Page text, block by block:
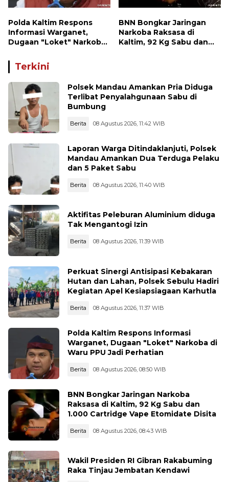
Polda Kaltim Respons
Informasi Warganet,
Dugaan "Loket" Narkoba
Perhatian
BNN Bongkar Jaringan
Narkoba Raksasa di
Kaltim, 92 Kg Sabu dan
Terkini
Polsek Mandau Amankan Pria Diduga
Terlibat Penyalahgunaan Sabu di
Bumbung
Berita 08 Agustus 2026, 11:42 WIB
Laporan Warga Ditindaklanjuti, Polsek
Mandau Amankan Dua Terduga Pelaku
dan 5 Paket Sabu
Berita 08 Agustus 2026, 11:40 WIB
Aktifitas Peleburan Aluminium diduga
Tak Mengantogi Izin
Berita 08 Agustus 2026, 11:39 WIB
Perkuat Sinergi Antisipasi Kebakaran
Hutan dan Lahan, Polsek Sebulu Hadiri
Kegiatan Apel Kesiapsiagaan Karhutla
Berita 08 Agustus 2026, 11:37 WIB
Polda Kaltim Respons Informasi
Warganet, Dugaan "Loket" Narkoba di
Waru PPU Jadi Perhatian
Berita 08 Agustus 2026, 08:50 WIB
BNN Bongkar Jaringan Narkoba
Raksasa di Kaltim, 92 Kg Sabu dan
1.000 Cartridge Vape Etomidate Disita
Berita 08 Agustus 2026, 08:43 WIB
Wakil Presiden RI Gibran Rakabuming
Raka Tinjau Jembatan Kendawi